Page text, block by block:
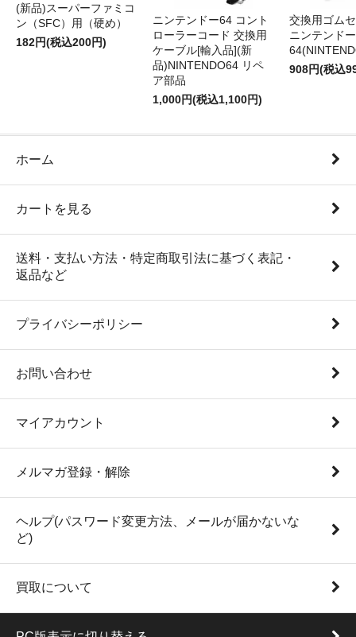
(新品)スーパーファミコ
ン（SFC）用（硬め）
182円(税込200円)
ニンテンドー64 コント
ローラーコード 交換用
ケーブル[輸入品](新
品)NINTENDO64 リペ
ア部品
1,000円(税込1,100円)
交換用ゴム
ニンテンドー
908円(税込
ホーム
カートを見る
送料・支払い方法・特定商取引法に基づく表記・
返品など
プライバシーポリシー
お問い合わせ
マイアカウント
メルマガ登録・解除
ヘルプ(パスワード変更方法、メールが届かないな
ど)
買取について